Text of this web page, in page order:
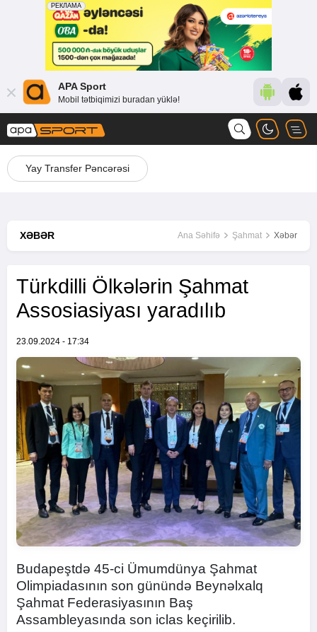
APA Sport
Mobil tətbiqimizi buradan yüklə!
Yay Transfer Pəncərəsi
XƏBƏR Ana Səhifə Şahmat Xəbər
Türkdilli Ölkələrin Şahmat
Assosiasiyası yaradılıb
23.09.2024 - 17:34
Budapeştdə 45-ci Ümumdünya Şahmat
Olimpiadasının son günündə Beynəlxalq
Şahmat Federasiyasının Baş
Assambleyasında son iclas keçirilib.